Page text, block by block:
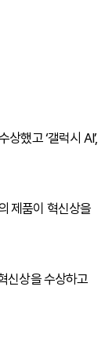
했고 ‘갤럭시 AI’,
제품이 혁신상을
신상을 수상하고